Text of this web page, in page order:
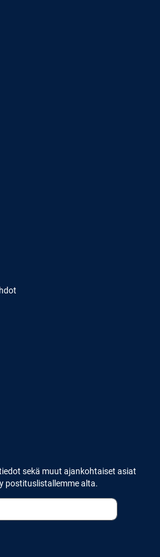
sekä muut ajankohtaiset asiat
postituslistallemme alta.